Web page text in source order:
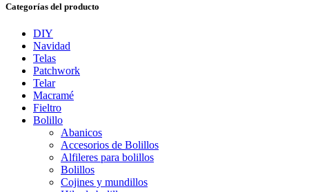
Categorías del producto
DIY
Navidad
Telas
Patchwork
Telar
Macramé
Fieltro
Bolillo
Abanicos
Accesorios de Bolillos
Alfileres para bolillos
Bolillos
Cojines y mundillos